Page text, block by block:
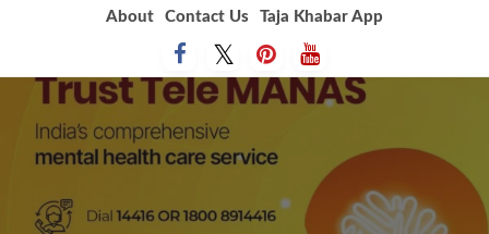
About Contact Us Taja Khabar App